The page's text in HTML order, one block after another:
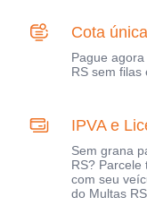
Cota
Pague
RS sem filas
IPVA e
Sem grana
RS? Parcele
com seu
do Multas